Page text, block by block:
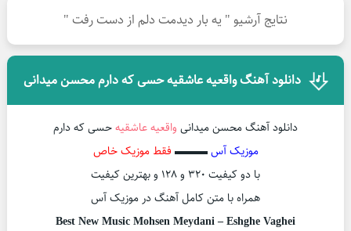
نتایج آرشیو " یه بار دیدمت دلم از دست رفت "
دانلود آهنگ واقعیه عاشقیه حسی که دارم محسن میدانی
دانلود آهنگ محسن میدانی واقعیه عاشقیهحسی که دارم
موزیک آس▬▬▬ فقط موزیک خاص
با دو کیفیت ۳۲۰ و ۱۲۸ و بهترین کیفیت
همراه با متن کامل آهنگ در موزیک آس
Best New Music Mohsen Meydani – Eshghe Vaghei